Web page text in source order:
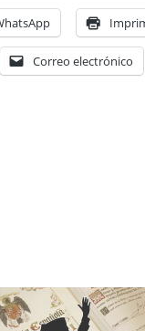
Correo electrónico